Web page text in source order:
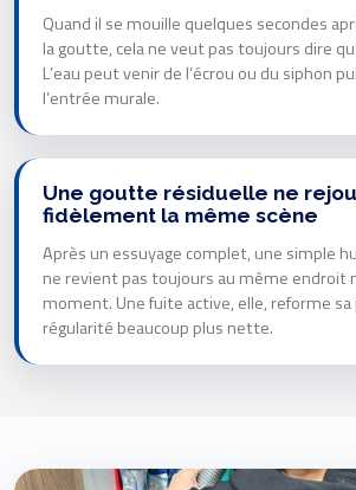
Quand il se mouille quelques secondes
la goutte, cela ne veut pas toujours dire
L’eau peut venir de l’écrou ou du siphon
l’entrée murale.
Une goutte résiduelle ne
fidèlement la même scène
Après un essuyage complet, une simple
ne revient pas toujours au même endroit
moment. Une fuite active, elle, reforme sa
régularité beaucoup plus nette.